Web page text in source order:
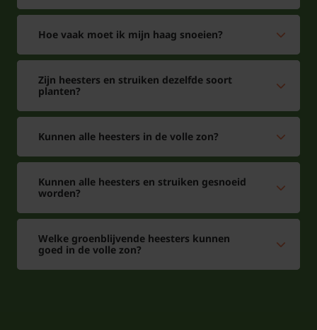
Hoe vaak moet ik mijn haag snoeien?
Zijn heesters en struiken dezelfde soort
planten?
Kunnen alle heesters in de volle zon?
Kunnen alle heesters en struiken gesnoeid
worden?
Welke groenblijvende heesters kunnen
goed in de volle zon?